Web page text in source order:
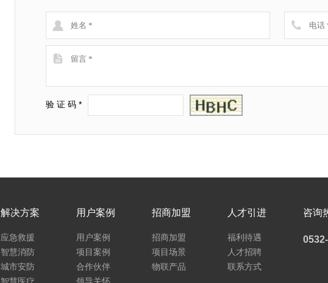
验 证 码 *
解决方案
应急救援
智慧消防
城市安防
用户案例
用户案例
项目案例
合作伙伴
招商加盟
招商加盟
项目场景
物联产品
人才引进
福利待遇
人才招聘
联系方式
咨询